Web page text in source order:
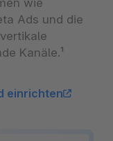
Ads und die
Kanäle.¹
einrichten